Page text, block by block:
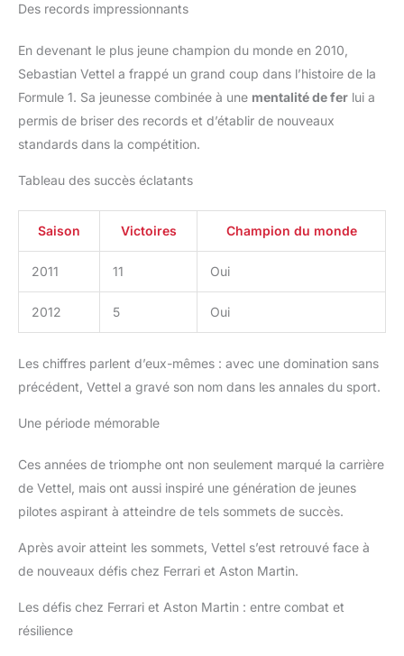
Des records impressionnants
En devenant le plus jeune champion du monde en 2010,
Sebastian Vettel a frappé un grand coup dans l’histoire de la
Formule 1. Sa jeunesse combinée à une mentalité de fer lui a
permis de briser des records et d’établir de nouveaux
standards dans la compétition.
Tableau des succès éclatants
Saison Victoires Champion du monde
2011 11 Oui
2012 5 Oui
Les chiffres parlent d’eux-mêmes : avec une domination sans
précédent, Vettel a gravé son nom dans les annales du sport.
Une période mémorable
Ces années de triomphe ont non seulement marqué la carrière
de Vettel, mais ont aussi inspiré une génération de jeunes
pilotes aspirant à atteindre de tels sommets de succès.
Après avoir atteint les sommets, Vettel s’est retrouvé face à
de nouveaux défis chez Ferrari et Aston Martin.
Les défis chez Ferrari et Aston Martin : entre combat et
résilience